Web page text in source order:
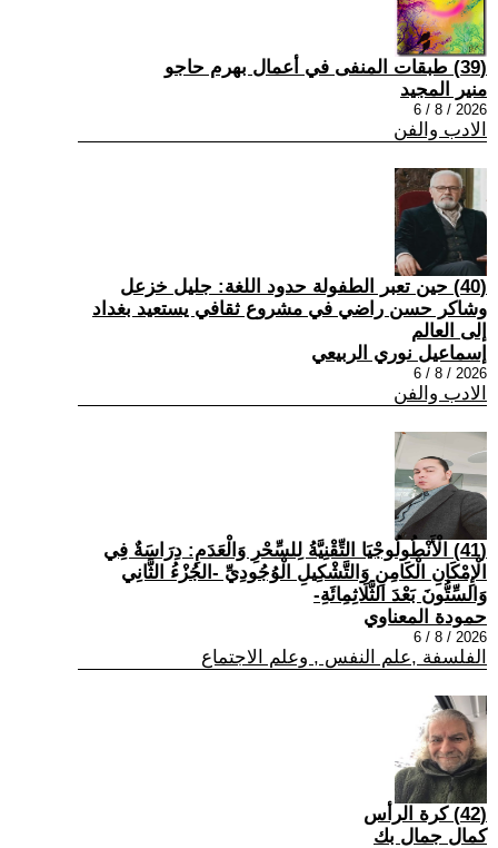
(39) طبقات المنفى في أعمال بهرم حاجو
منير المجيد
2026 / 8 / 6
الادب والفن
(40) حين تعبر الطفولة حدود اللغة: جليل خزعل
وشاكر حسن راضي في مشروع ثقافي يستعيد بغداد
إلى العالم
إسماعيل نوري الربيعي
2026 / 8 / 6
الادب والفن
(41) الْأَنْطُولُوجْيَا التِّقْنِيَّةُ لِلسِّحْرِ وَالْعَدَمِ: دِرَاسَةٌ فِي
الْإِمْكَانِ الْكَامِنِ وَالتَّشْكِيلِ الْوُجُودِيِّ -الجُزْءُ الثَّانِي
وَالسِّتُّونَ بَعْدَ الثَّلَاثِمِائَةِ-
حمودة المعناوي
2026 / 8 / 6
الفلسفة ,علم النفس , وعلم الاجتماع
(42) كرة الرأس
كمال جمال بك